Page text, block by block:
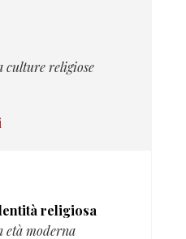
religiose
religiosa
moderna